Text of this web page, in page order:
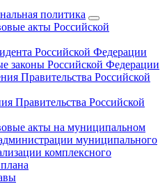
политика
акты Российской
Российской Федерации
законы Российской Федерации
Правительства Российской
Правительства Российской
акты на муниципальном
муниципального
комплексного